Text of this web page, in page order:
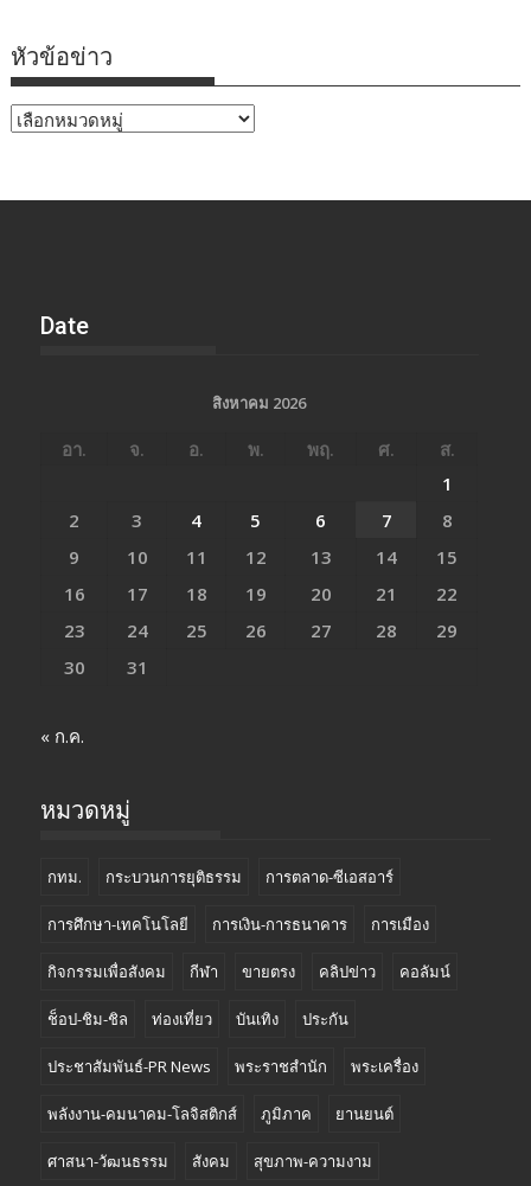
หัวข้อข่าว
หัวข้อ
Date
สิงหาคม 2026
อา. จ. อ. พ. พฤ. ศ.
ส.
1
2
3 4 5 6 7
8
9
10 11 12 13 14
15
16
17 18 19 20 21
22
23
24 25 26 27 28
29
30
31
« ก.ค.
หมวดหมู่
กทม. กระบวนการยุติธรรม การตลาด-ซีเอสอาร์
การศึกษา-เทคโนโลยี การเงิน-การธนาคาร การเมือง
กิจกรรมเพื่อสังคม กีฬา ขายตรง คลิปข่าว คอลัมน์
ช็อป-ชิม-ชิล ท่องเที่ยว บันเทิง ประกัน
ประชาสัมพันธ์-PR News พระราชสำนัก พระเครื่อง
พลังงาน-คมนาคม-โลจิสติกส์ ภูมิภาค ยานยนต์
ศาสนา-วัฒนธรรม สังคม สุขภาพ-ความงาม